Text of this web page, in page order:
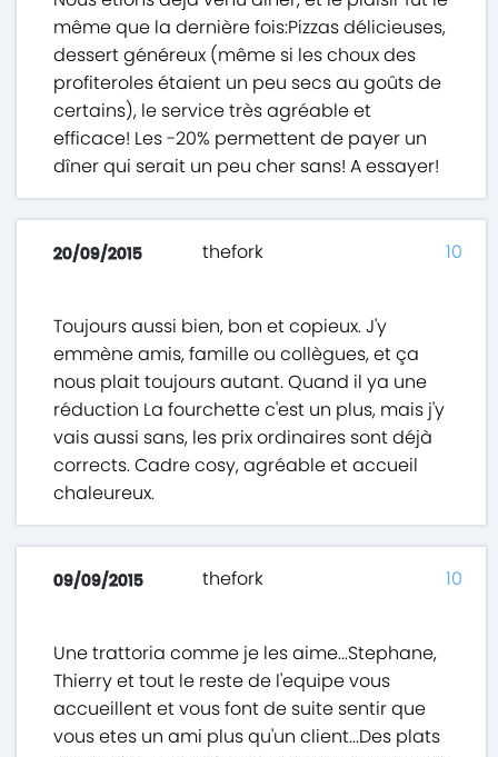
même que la dernière fois:Pizzas délicieuses,
dessert généreux (même si les choux des
profiteroles étaient un peu secs au goûts de
certains), le service très agréable et
efficace! Les -20% permettent de payer un
dîner qui serait un peu cher sans! A essayer!
20/09/2015 thefork
Toujours aussi bien, bon et copieux. J'y
emmène amis, famille ou collègues, et ça
nous plait toujours autant. Quand il ya une
réduction La fourchette c'est un plus, mais j'y
vais aussi sans, les prix ordinaires sont déjà
corrects. Cadre cosy, agréable et accueil
chaleureux.
10
09/09/2015 thefork
Une trattoria comme je les aime...Stephane,
Thierry et tout le reste de l'equipe vous
accueillent et vous font de suite sentir que
vous etes un ami plus qu'un client...Des plats
10